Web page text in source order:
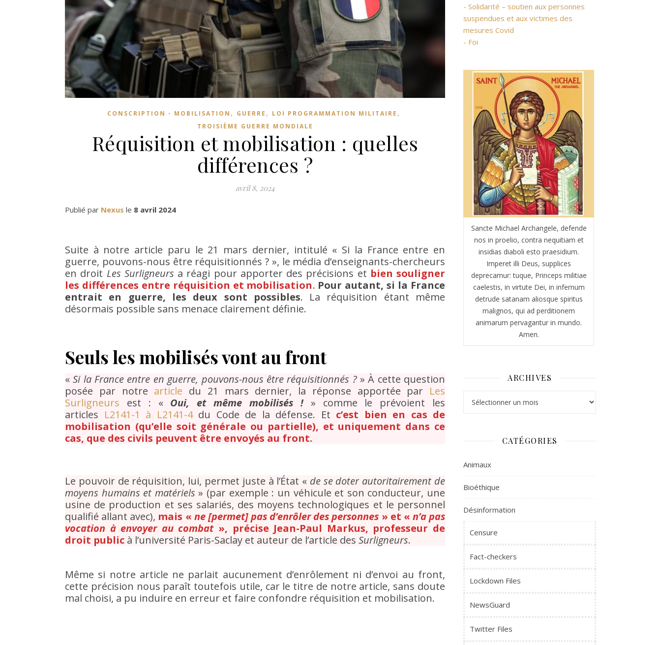
CONSCRIPTION - MOBILISATION , GUERRE , LOI PROGRAMMATION MILITAIRE ,
TROISIÈME GUERRE MONDIALE
Réquisition et mobilisation : quelles
différences ?
avril 8, 2024
Publié par Nexus le 8 avril 2024
Suite à notre article paru le 21 mars dernier, intitulé « Si la France entre en
guerre, pouvons-nous être réquisitionnés ? », le média d’enseignants-chercheurs
en droit Les Surligneurs a réagi pour apporter des précisions et bien souligner
les différences entre réquisition et mobilisation. Pour autant, si la France
entrait en guerre, les deux sont possibles. La réquisition étant même
désormais possible sans menace clairement définie.
Seuls les mobilisés vont au front
«Si la France entre en guerre, pouvons-nous être réquisitionnés ?» À cette question
posée par notre article du 21 mars dernier, la réponse apportée par Les
Surligneurs est : « Oui, et même mobilisés ! » comme le prévoient les
articles L2141-1 à L2141-4du Code de la défense. Et c’est bien en cas de
mobilisation (qu’elle soit générale ou partielle), et uniquement dans ce
cas, que des civils peuvent être envoyés au front.
Le pouvoir de réquisition, lui, permet juste à l’État « de se doter autoritairement de
moyens humains et matériels » (par exemple : un véhicule et son conducteur, une
usine de production et ses salariés, des moyens technologiques et le personnel
qualifié allant avec), mais « ne [permet] pas d’enrôler des personnes » et « n’a pas
vocation à envoyer au combat», précise Jean-Paul Markus, professeur de
droit public à l’université Paris-Saclay et auteur de l’article des Surligneurs.
Même si notre article ne parlait aucunement d’enrôlement ni d’envoi au front,
cette précision nous paraît toutefois utile, car le titre de notre article, sans doute
mal choisi, a pu induire en erreur et faire confondre réquisition et mobilisation.
- Solidarité – soutien aux personnes
suspendues et aux victimes des
mesures Covid
- Foi
Sancte Michael Archangele, defende
nos in proelio, contra nequitiam et
insidias diaboli esto praesidium.
Imperet illi Deus, supplices
deprecamur: tuque, Princeps militiae
caelestis, in virtute Dei, in infernum
detrude satanam aliosque spiritus
malignos, qui ad perditionem
animarum pervagantur in mundo.
Amen.
ARCHIVES
CATÉGORIES
Animaux
Bioéthique
Désinformation
Censure
Fact-checkers
Lockdown Files
NewsGuard
Twitter Files